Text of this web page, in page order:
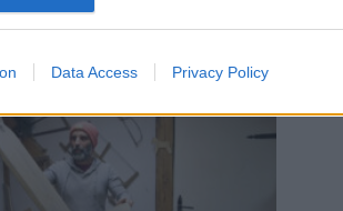
Data Access Privacy Policy